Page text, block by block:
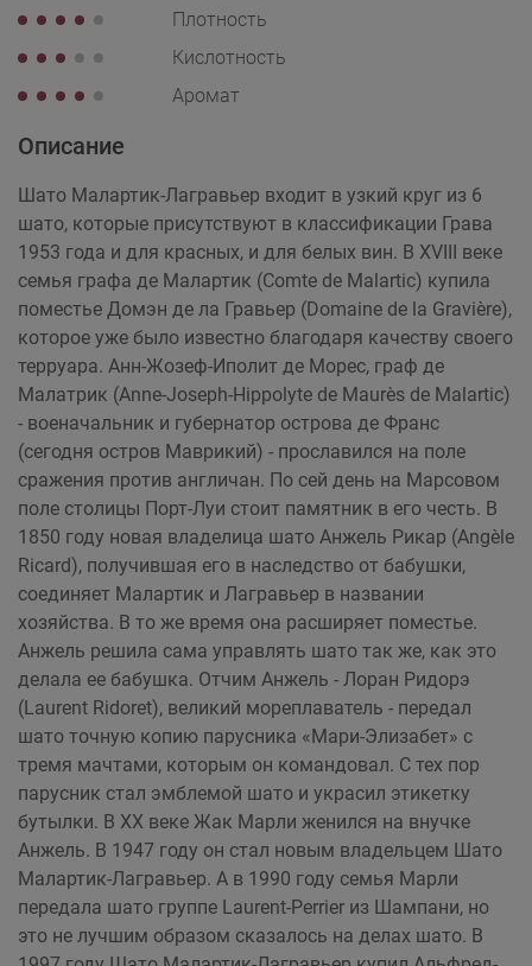
Плотность
Кислотность
Аромат
Описание
Шато Малартик-Лагравьер входит в узкий круг из 6
шато, которые присутствуют в классификации Грава
1953 года и для красных, и для белых вин. В XVIII веке
семья графа де Малартик (Comte de Malartic) купила
поместье Домэн де ла Гравьер (Domaine de la Gravière),
которое уже было известно благодаря качеству своего
терруара. Анн-Жозеф-Иполит де Морес, граф де
Малатрик (Anne-Joseph-Hippolyte de Maurès de Malartic)
- военачальник и губернатор острова де Франс
(сегодня остров Маврикий) - прославился на поле
сражения против англичан. По сей день на Марсовом
поле столицы Порт-Луи стоит памятник в его честь. В
1850 году новая владелица шато Анжель Рикар (Angèle
Ricard), получившая его в наследство от бабушки,
соединяет Малартик и Лагравьер в названии
хозяйства. В то же время она расширяет поместье.
Анжель решила сама управлять шато так же, как это
делала ее бабушка. Отчим Анжель - Лоран Ридорэ
(Laurent Ridoret), великий мореплаватель - передал
шато точную копию парусника «Мари-Элизабет» с
тремя мачтами, которым он командовал. С тех пор
парусник стал эмблемой шато и украсил этикетку
бутылки. В ХХ веке Жак Марли женился на внучке
Анжель. В 1947 году он стал новым владельцем Шато
Малартик-Лагравьер. А в 1990 году семья Марли
передала шато группе Laurent-Perrier из Шампани, но
это не лучшим образом сказалось на делах шато. В